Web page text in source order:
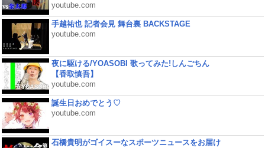
youtube.com
手越祐也 記者会見 舞台裏 BACKSTAGE
youtube.com
夜に駆ける/YOASOBI 歌ってみた!しんごちん
【香取慎吾】
youtube.com
誕生日おめでとう♡
youtube.com
石橋貴明がゴイスーなスポーツニュースをお届け